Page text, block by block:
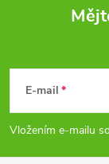
i
s
u
p
E-mail
Vložením e-mailu